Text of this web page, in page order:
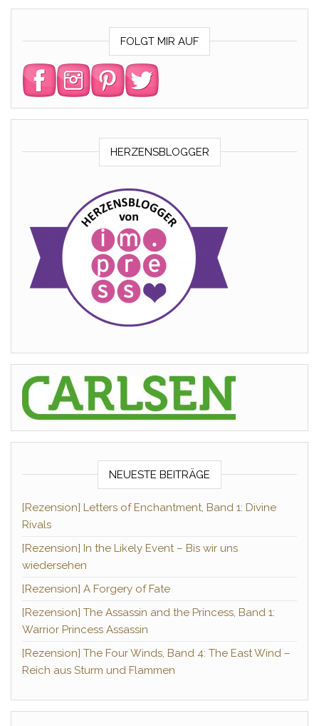
FOLGT MIR AUF
HERZENSBLOGGER
NEUESTE BEITRÄGE
[Rezension] Letters of Enchantment, Band 1: Divine
Rivals
[Rezension] In the Likely Event – Bis wir uns
wiedersehen
[Rezension] A Forgery of Fate
[Rezension] The Assassin and the Princess, Band 1:
Warrior Princess Assassin
[Rezension] The Four Winds, Band 4: The East Wind –
Reich aus Sturm und Flammen